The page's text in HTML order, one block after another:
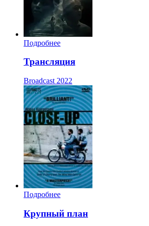
Подробнее
Трансляция
Broadcast 2022
Подробнее
Крупный план